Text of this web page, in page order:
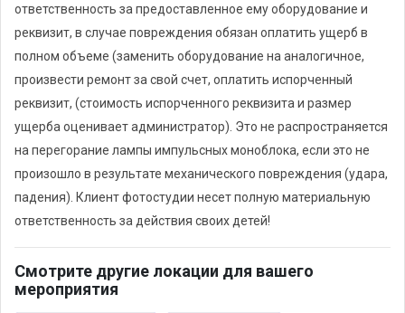
ответственность за предоставленное ему оборудование и
реквизит, в случае повреждения обязан оплатить ущерб в
полном объеме (заменить оборудование на аналогичное,
произвести ремонт за свой счет, оплатить испорченный
реквизит, (стоимость испорченного реквизита и размер
ущерба оценивает администратор). Это не распространяется
на перегорание лампы импульсных моноблока, если это не
произошло в результате механического повреждения (удара,
падения). Клиент фотостудии несет полную материальную
ответственность за действия своих детей!
Смотрите другие локации для вашего
мероприятия